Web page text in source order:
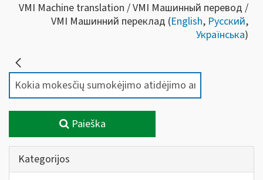
VMI Machine translation / VMI Машинный перевод /
VMI Машинний переклад (English, Русский,
Українська)
Paieška
Kategorijos